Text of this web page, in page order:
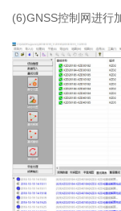
(6)GNSS控制网进行